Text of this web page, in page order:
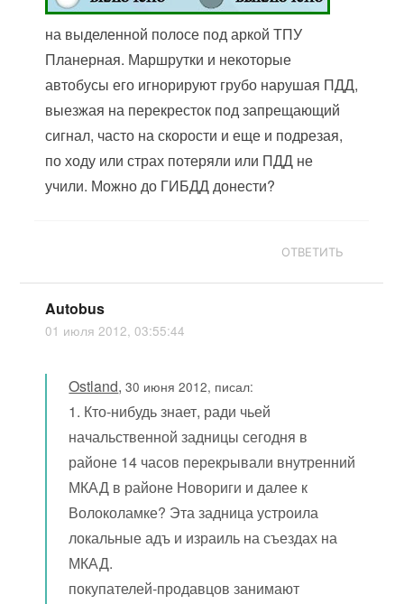
на выделенной полосе под аркой ТПУ
Планерная. Маршрутки и некоторые
автобусы его игнорируют грубо нарушая ПДД,
выезжая на перекресток под запрещающий
сигнал, часто на скорости и еще и подрезая,
по ходу или страх потеряли или ПДД не
учили. Можно до ГИБДД донести?
ОТВЕТИТЬ
Autobus
01 июля 2012, 03:55:44
Ostland,30 июня 2012, писал:
1. Кто-нибудь знает, ради чьей
начальственной задницы сегодня в
районе 14 часов перекрывали внутренний
МКАД в районе Новориги и далее к
Волоколамке? Эта задница устроила
локальные адъ и израиль на съездах на
МКАД.
покупателей-продавцов занимают